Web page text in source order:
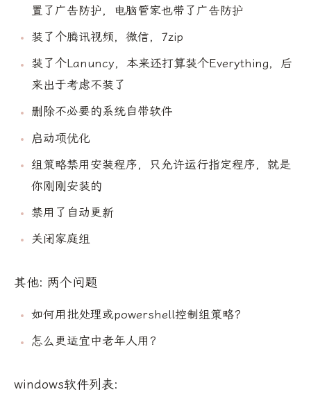
置了广告防护，电脑管家也带了广告防护
装了个腾讯视频，微信，7zip
装了个Lanuncy，本来还打算装个Everything，后
来出于考虑不装了
删除不必要的系统自带软件
启动项优化
组策略禁用安装程序，只允许运行指定程序，就是
你刚刚安装的
禁用了自动更新
关闭家庭组
其他: 两个问题
如何用批处理或powershell控制组策略？
怎么更适宜中老年人用？
windows软件列表: